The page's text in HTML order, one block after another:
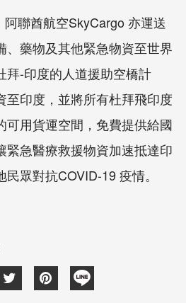
聯酋航空SkyCargo 亦運送
、藥物及其他緊急物資至世界
拜-印度的人道援助空橋計
至印度，並將所有杜拜飛印度
可用貨運空間，免費提供給國
緊急醫療救援物資加速抵達印
眾對抗COVID-19 疫情。